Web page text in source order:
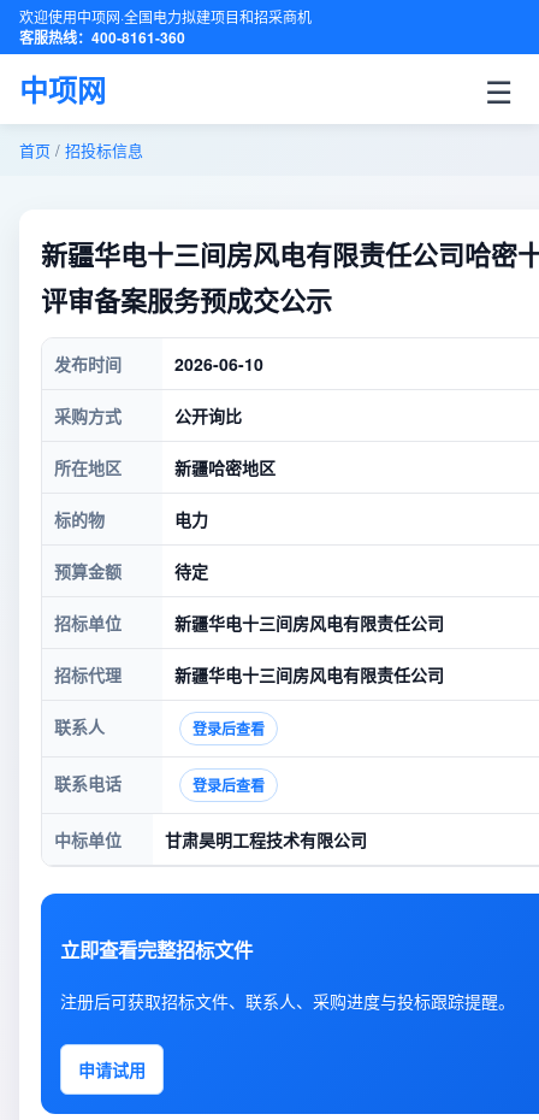
欢迎使用中项网·全国电力拟建项目和招采商机
客服热线：400-8161-360
中项网 ☰
首页 / 招投标信息
新疆华电十三间房风电有限责任公司哈密
评审备案服务预成交公示
发布时间 2026-06-10
采购方式 公开询比
所在地区 新疆哈密地区
标的物 电力
预算金额 待定
招标单位 新疆华电十三间房风电有限责任公司
招标代理 新疆华电十三间房风电有限责任公司
联系人 登录后查看
联系电话 登录后查看
中标单位 甘肃昊明工程技术有限公司
立即查看完整招标文件
注册后可获取招标文件、联系人、采购进度与投标跟踪提醒。
申请试用